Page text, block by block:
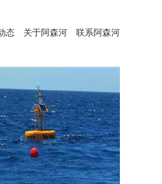
态 关于阿森河 联系阿森河